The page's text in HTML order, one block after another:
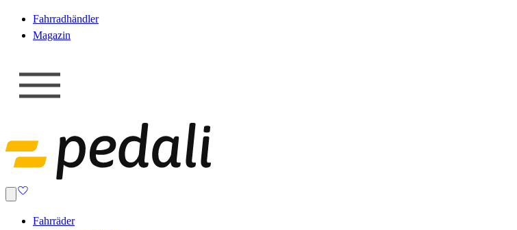
Fahrradhändler
Magazin
Fahrräder